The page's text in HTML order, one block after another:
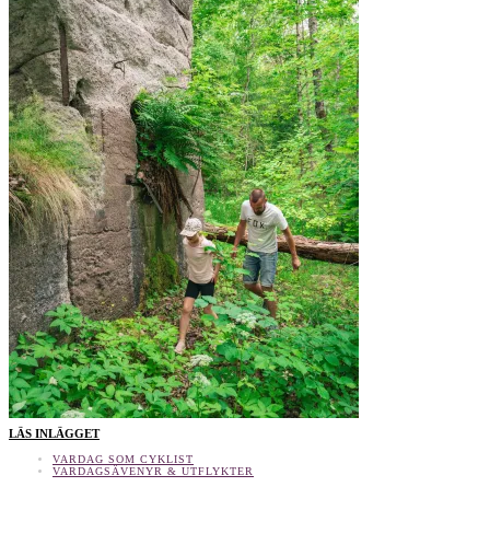
LÄS INLÄGGET
VARDAG SOM CYKLIST
VARDAGSÄVENYR & UTFLYKTER